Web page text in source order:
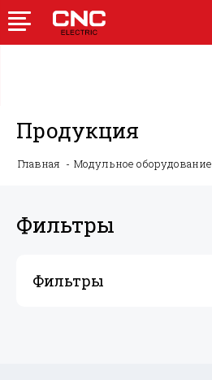
Продукция
Главная Модульное оборудование
Фильтры
Фильтры